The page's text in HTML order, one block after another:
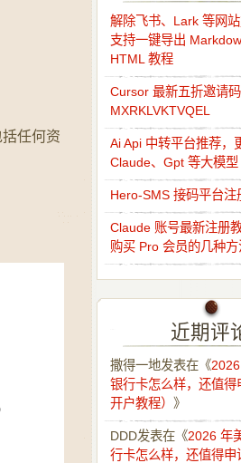
任何资
解除飞书、Lark 等网站
支持一键导出
HTML 教程
Cursor 最新五折邀请码
MXRKLVKTVQEL
Ai Api 中转平台推荐，
Claude、Gpt 等大模型
Hero-SMS 接码平台注
Claude 账号最新注册
购买 Pro 会员的几种方
近期评
撒得一地发表在《
银行卡怎么样，还值得
开户教程） 》
DDD发表在《2026 年
行卡怎么样，还值得申